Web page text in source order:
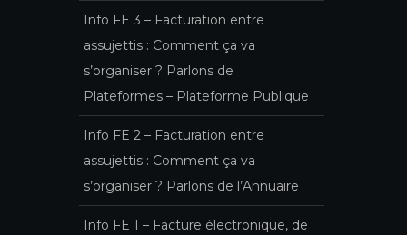
Info FE 3 – Facturation entre
assujettis : Comment ça va
s’organiser ? Parlons de
Plateformes – Plateforme Publique
Info FE 2 – Facturation entre
assujettis : Comment ça va
s’organiser ? Parlons de l’Annuaire
Info FE 1 – Facture électronique, de